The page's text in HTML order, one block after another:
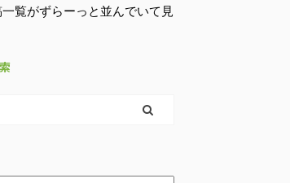
覧がずらーっと並んでいて見